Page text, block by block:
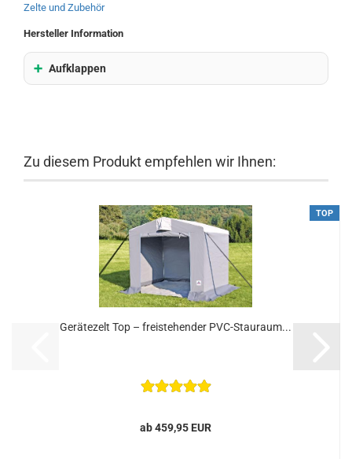
Zelte und Zubehör
Hersteller Information
Aufklappen
Zu diesem Produkt empfehlen wir Ihnen:
TOP
Gerätezelt Top – freistehender PVC-Stauraum...
ab 459,95 EUR